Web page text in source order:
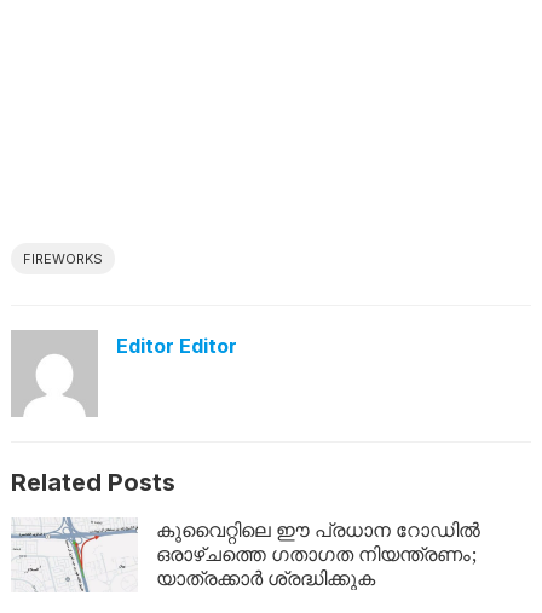
FIREWORKS
Editor Editor
Related Posts
കുവൈറ്റിലെ ഈ പ്രധാന റോഡിൽ
ഒരാഴ്ചത്തെ ഗതാഗത നിയന്ത്രണം;
യാത്രക്കാർ ശ്രദ്ധിക്കുക